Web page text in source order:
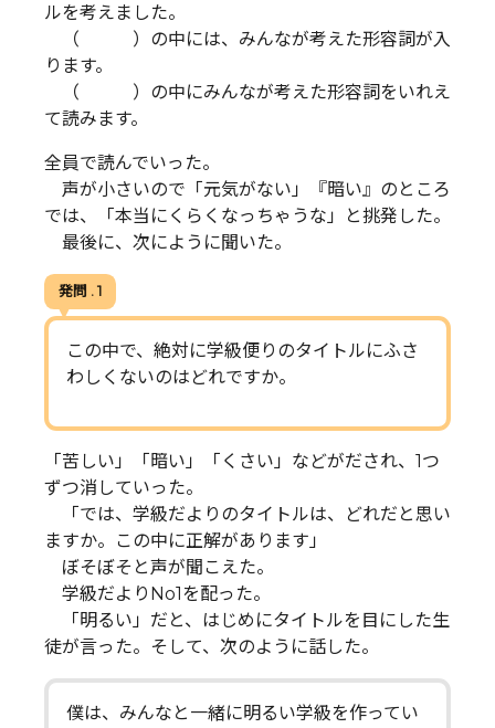
ルを考えました。
（ ）の中には、みんなが考えた形容詞が入
ります。
（ ）の中にみんなが考えた形容詞をいれえ
て読みます。
全員で読んでいった。
声が小さいので「元気がない」『暗い』のところ
では、「本当にくらくなっちゃうな」と挑発した。
最後に、次にように聞いた。
発問 . 1
この中で、絶対に学級便りのタイトルにふさ
わしくないのはどれですか。
「苦しい」「暗い」「くさい」などがだされ、1つ
ずつ消していった。
「では、学級だよりのタイトルは、どれだと思い
ますか。この中に正解があります」
ぼそぼそと声が聞こえた。
学級だよりNo1を配った。
「明るい」だと、はじめにタイトルを目にした生
徒が言った。そして、次のように話した。
僕は、みんなと一緒に明るい学級を作ってい